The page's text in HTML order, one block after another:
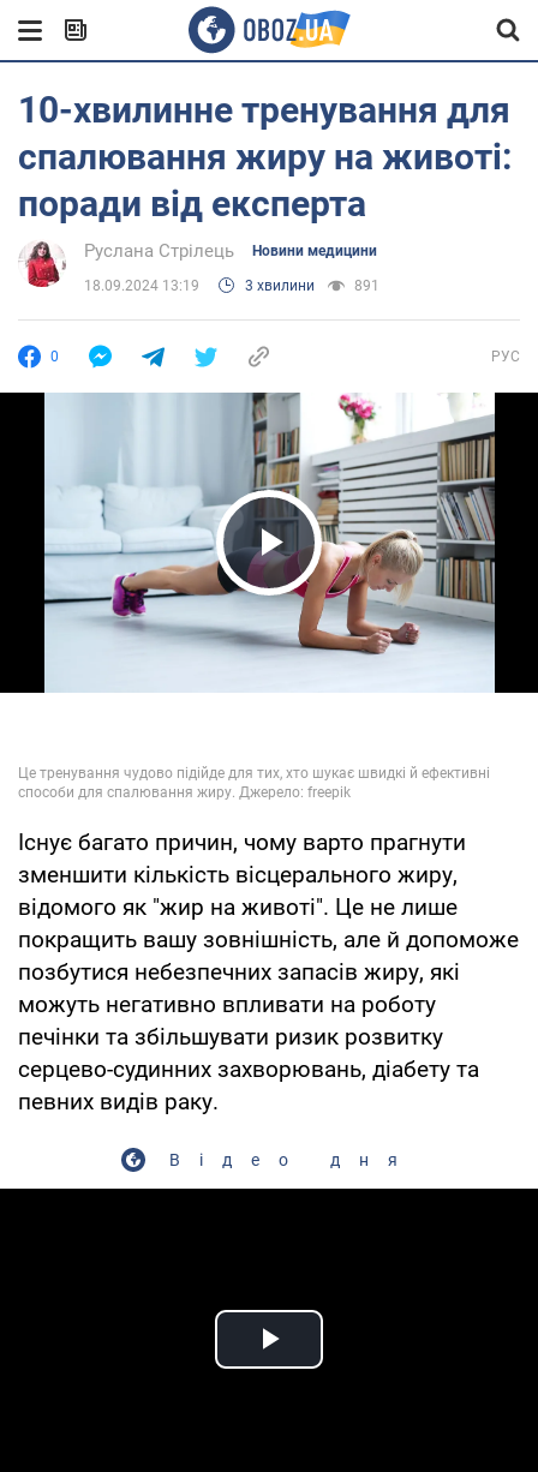
10-хвилинне тренування для
спалювання жиру на животі:
поради від експерта
Руслана Стрілець Новини медицини
18.09.2024 13:19 3 хвилини 891
0 РУС
Play Video
Існує багато причин, чому варто прагнути
зменшити кількість вісцерального жиру,
відомого як "жир на животі". Це не лише
покращить вашу зовнішність, але й допоможе
позбутися небезпечних запасів жиру, які
можуть негативно впливати на роботу
печінки та збільшувати ризик розвитку
серцево-судинних захворювань, діабету та
певних видів раку.
Відео дня
Play Video